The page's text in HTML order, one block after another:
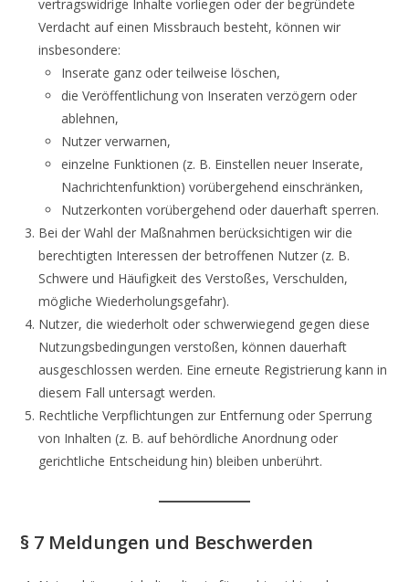
vertragswidrige Inhalte vorliegen oder der begründete
Verdacht auf einen Missbrauch besteht, können wir
insbesondere:
Inserate ganz oder teilweise löschen,
die Veröffentlichung von Inseraten verzögern oder
ablehnen,
Nutzer verwarnen,
einzelne Funktionen (z. B. Einstellen neuer Inserate,
Nachrichtenfunktion) vorübergehend einschränken,
Nutzerkonten vorübergehend oder dauerhaft sperren.
Bei der Wahl der Maßnahmen berücksichtigen wir die
berechtigten Interessen der betroffenen Nutzer (z. B.
Schwere und Häufigkeit des Verstoßes, Verschulden,
mögliche Wiederholungsgefahr).
Nutzer, die wiederholt oder schwerwiegend gegen diese
Nutzungsbedingungen verstoßen, können dauerhaft
ausgeschlossen werden. Eine erneute Registrierung kann in
diesem Fall untersagt werden.
Rechtliche Verpflichtungen zur Entfernung oder Sperrung
von Inhalten (z. B. auf behördliche Anordnung oder
gerichtliche Entscheidung hin) bleiben unberührt.
§ 7 Meldungen und Beschwerden